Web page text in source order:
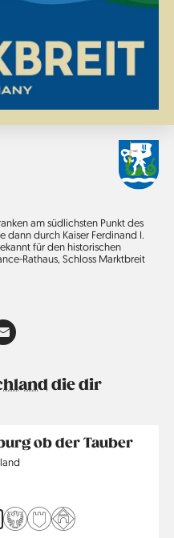
am südlichsten Punkt des
dann durch Kaiser Ferdinand I.
für den historischen
Rathaus, Schloss Marktbreit
die dir
ob der Tauber